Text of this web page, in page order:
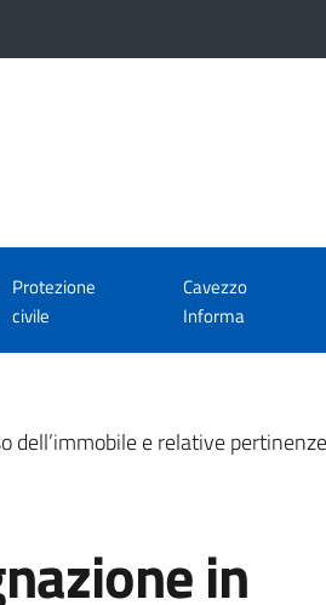
Protezione
civile
Cavezzo
Informa
dell’immobile e relative
in